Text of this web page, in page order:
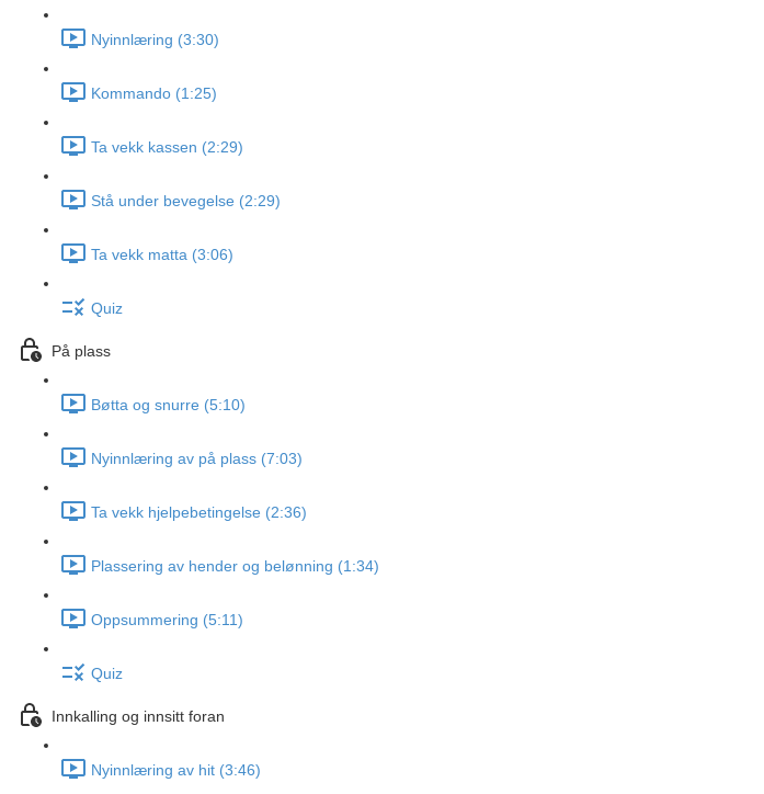
Nyinnlæring (3:30)
Kommando (1:25)
Ta vekk kassen (2:29)
Stå under bevegelse (2:29)
Ta vekk matta (3:06)
Quiz
På plass
Bøtta og snurre (5:10)
Nyinnlæring av på plass (7:03)
Ta vekk hjelpebetingelse (2:36)
Plassering av hender og belønning (1:34)
Oppsummering (5:11)
Quiz
Innkalling og innsitt foran
Nyinnlæring av hit (3:46)